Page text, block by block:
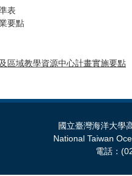
表
要點
區域教學資源中心計畫實施要點
國立臺灣海洋大學
National Taiwan
電話：